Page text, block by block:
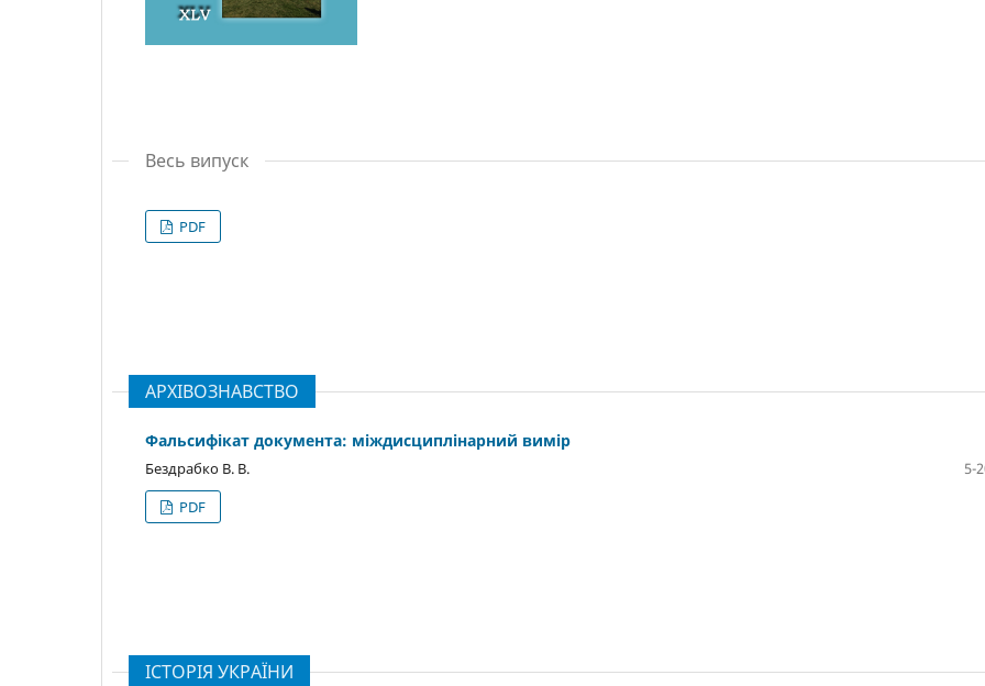
Весь випуск
PDF
АРХІВОЗНАВСТВО
Фальсифікат документа: міждисциплінарний вимір
Бездрабко В. В.
5-
PDF
ІСТОРІЯ УКРАЇНИ